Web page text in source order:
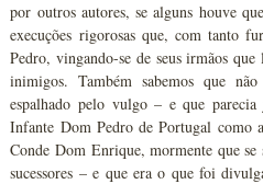
por outros autores, se alguns houve
execuções rigorosas que, com tanto
Pedro, vingando-se de seus irmãos
inimigos. Também sabemos que
espalhado pelo vulgo – e que
Infante Dom Pedro de Portugal como
Conde Dom Enrique, mormente que
sucessores – e que era o que foi